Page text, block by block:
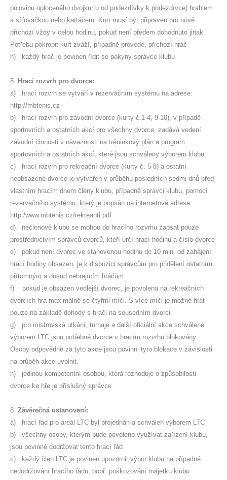
polovinu oploceného dvojkurtu od podezdívky k podezdívce) hrablem
a síťovačkou nebo kartáčem. Kurt musí být připraven pro nově
příchozí vždy v celou hodinu, pokud není předem dohodnuto jinak.
Potřebu pokropit kurt zváží, případně provede, příchozí hráč
h) každý hráč je povinen řídit se pokyny správce klubu
5. Hrací rozvrh pro dvorce:
a) hrací rozvrh se vytváří v rezervačním systému na adrese:
http://mbtenis.cz
b) hrací rozvrh pro závodní dvorce (kurty č.1-4, 9-10), v případě
sportovních a ostatních akcí pro všechny dvorce, zadává vedení
závodní činnosti v návaznosti na tréninkový plán a program
sportovních a ostatních akcí, které jsou schváleny výborem klubu
c) hrací rozvrh pro rekreační dvorce (kurty č. 5-8) a ostatní
neobsazené dvorce je vytvářen v průběhu posledních sedmi dnů před
vlastním hracím dnem členy klubu, případně správci klubu, pomocí
rezervačního systému, který je popsán na internetové adrese:
http:/www.mbtenis.cz/rekreanti.pdf
d) nečlenové klubu se mohou do hracího rozvrhu zapsat pouze
prostřednictvím správců dvorců, kteří určí hrací hodinu a číslo dvorce
e) pokud není dvorec ve stanovenou hodinu do 10 min. od zahájení
hrací hodiny obsazen, je k dispozici správcům pro přidělení ostatním
přítomným a dosud nehrajícím hráčům
f) pokud je obsazen vedlejší dvorec, je povolena na rekreačních
dvorcích hra maximálně se čtyřmi míči. S více míči je možné hrát
pouze na základě dohody s hráči na sousedním dvorci
g) pro mistrovská utkání, turnaje a další oficiální akce schválené
výborem LTC jsou potřebné dvorce v hracím rozvrhu blokovány.
Osoby odpovědné za tyto akce jsou povinni tyto blokace v závislosti
na průběh akce uvolnit.
h) jedinou kompetentní osobou, která rozhoduje o způsobilosti
dvorce ke hře je příslušný správce
6. Závěrečná ustanovení:
a) hrací řád pro areál LTC byl projednán a schválen výborem LTC
b) všechny osoby, kterým bude povoleno využívat zařízení klubu,
jsou povinné dodržovat tento hrací řád
c) každý člen LTC je povinen upozornit výbor klubu na případné
nedodržování hracího řádu, popř. poškozování majetku klubu